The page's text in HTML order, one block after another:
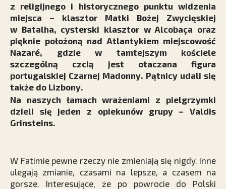
z religijnego i historycznego punktu widzenia
miejsca – klasztor Matki Bożej Zwycięskiej
w Batalha, cysterski klasztor w Alcobaça oraz
pięknie położoną nad Atlantykiem miejscowość
Nazaré, gdzie w tamtejszym kościele
szczególną czcią jest otaczana figura
portugalskiej Czarnej Madonny. Pątnicy udali się
także do Lizbony.
Na naszych łamach wrażeniami z pielgrzymki
dzieli się jeden z opiekunów grupy – Valdis
Grinsteins.
W Fatimie pewne rzeczy nie zmieniają się nigdy. Inne
ulegają zmianie, czasami na lepsze, a czasem na
gorsze. Interesujące, że po powrocie do Polski